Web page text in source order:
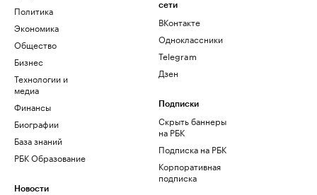
Политика
Экономика
Общество
Бизнес
Технологии и
медиа
Финансы
Биографии
База знаний
РБК Образование
Новости
сети
ВКонтакте
Одноклассники
Telegram
Дзен
Подписки
Скрыть баннеры
на РБК
Подписка на РБК
Корпоративная
подписка